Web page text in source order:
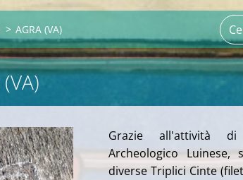
> AGRA (VA)
Grazie all'attività
Archeologico Luinese,
diverse Triplici Cinte